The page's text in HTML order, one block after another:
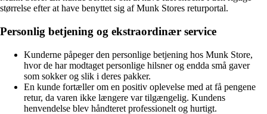
størrelse efter at have benyttet sig af Munk Stores returportal.
Personlig betjening og ekstraordinær service
Kunderne påpeger den personlige betjening hos Munk Store,
hvor de har modtaget personlige hilsner og endda små gaver
som sokker og slik i deres pakker.
En kunde fortæller om en positiv oplevelse med at få pengene
retur, da varen ikke længere var tilgængelig. Kundens
henvendelse blev håndteret professionelt og hurtigt.